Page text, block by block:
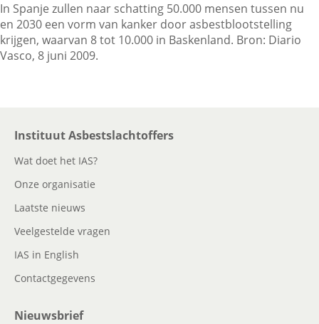
Veelgestelde vragen
In Spanje zullen naar schatting 50.000 mensen tussen nu
en 2030 een vorm van kanker door asbestblootstelling
krijgen, waarvan 8 tot 10.000 in Baskenland. Bron: Diario
Vasco, 8 juni 2009.
Instituut Asbestslachtoffers
Wat doet het IAS?
Onze organisatie
Laatste nieuws
Veelgestelde vragen
IAS in English
Contactgegevens
Nieuwsbrief